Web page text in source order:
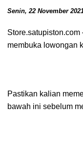
Senin, 22 November
Store.satupiston.com
membuka lowongan
Pastikan kalian
bawah ini sebelum